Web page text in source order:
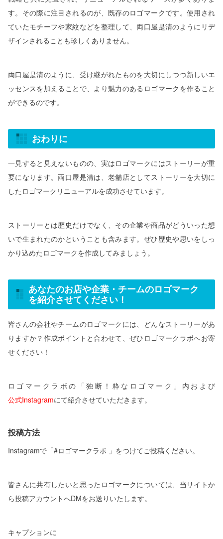
す。その際に注目されるのが、既存のロゴマークです。使用され
ていたモチーフや家紋などを整理して、両口屋是清のようにリデ
ザインされることも珍しくありません。
両口屋是清のように、受け継がれたものを大切にしつつ新しいエ
ッセンスを加えることで、より魅力のあるロゴマークを作ること
ができるのです。
おわりに
一見すると見えないものの、実はロゴマークにはストーリーが重
要になります。両口屋是清は、老舗店としてストーリーを大切に
したロゴマークリニューアルを成功させています。
ストーリーとは歴史だけでなく、その企業や商品がどういった想
いで生まれたのかということも含みます。ぜひ歴史や思いをしっ
かり込めたロゴマークを作成してみましょう。
あなたのお店や企業・チームのロゴマーク
を紹介させてください！
皆さんの会社やチームのロゴマークには、どんなストーリーがあ
りますか？作成ポイントと合わせて、ぜひロゴマークラボへお寄
せください！
ロゴマークラボの「独断！粋なロゴマーク」内および
公式Instagramにて紹介させていただきます。
投稿方法
Instagramで「#ロゴマークラボ 」をつけてご投稿ください。
皆さんに共有したいと思ったロゴマークについては、当サイトか
ら投稿アカウントへDMをお送りいたします。
キャプションに